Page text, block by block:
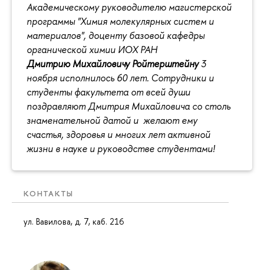
Академическому руководителю магистерской
программы "Химия молекулярных систем и
материалов", доценту базовой кафедры
органической химии ИОХ РАН
Дмитрию Михайловичу Ройтерштейну3
ноября исполнилось 60 лет. Сотрудники и
студенты факультета от всей души
поздравляют Дмитрия Михайловича со столь
знаменательной датой и желают ему
счастья, здоровья и многих лет активной
жизни в науке и руководстве студентами!
КОНТАКТЫ
ул. Вавилова, д. 7, каб. 216